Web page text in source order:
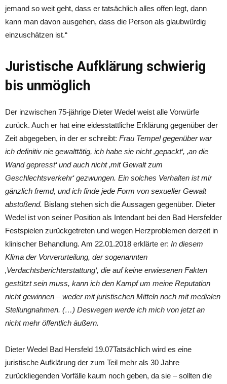
jemand so weit geht, dass er tatsächlich alles offen legt, dann
kann man davon ausgehen, dass die Person als glaubwürdig
einzuschätzen ist.“
Juristische Aufklärung schwierig
bis unmöglich
Der inzwischen 75-jährige Dieter Wedel weist alle Vorwürfe
zurück. Auch er hat eine eidesstattliche Erklärung gegenüber der
Zeit abgegeben, in der er schreibt: Frau Tempel gegenüber war
ich definitiv nie gewalttätig, ich habe sie nicht ‚gepackt‘, ‚an die
Wand gepresst‘ und auch nicht ‚mit Gewalt zum
Geschlechtsverkehr‘ gezwungen. Ein solches Verhalten ist mir
gänzlich fremd, und ich finde jede Form von sexueller Gewalt
abstoßend. Bislang stehen sich die Aussagen gegenüber. Dieter
Wedel ist von seiner Position als Intendant bei den Bad Hersfelder
Festspielen zurückgetreten und wegen Herzproblemen derzeit in
klinischer Behandlung. Am 22.01.2018 erklärte er: In diesem
Klima der Vorverurteilung, der sogenannten
‚Verdachtsberichterstattung‘, die auf keine erwiesenen Fakten
gestützt sein muss, kann ich den Kampf um meine Reputation
nicht gewinnen – weder mit juristischen Mitteln noch mit medialen
Stellungnahmen. (…) Deswegen werde ich mich von jetzt an
nicht mehr öffentlich äußern.
Dieter Wedel Bad Hersfeld 19.07Tatsächlich wird es eine
juristische Aufklärung der zum Teil mehr als 30 Jahre
zurückliegenden Vorfälle kaum noch geben, da sie – sollten die